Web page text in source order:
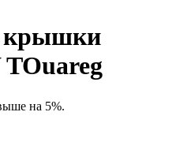
крышки
на 5%.